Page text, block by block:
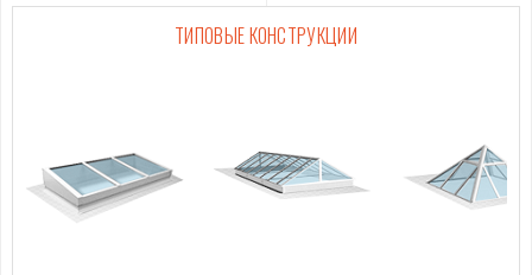
ТИПОВЫЕ КОНСТРУКЦИИ